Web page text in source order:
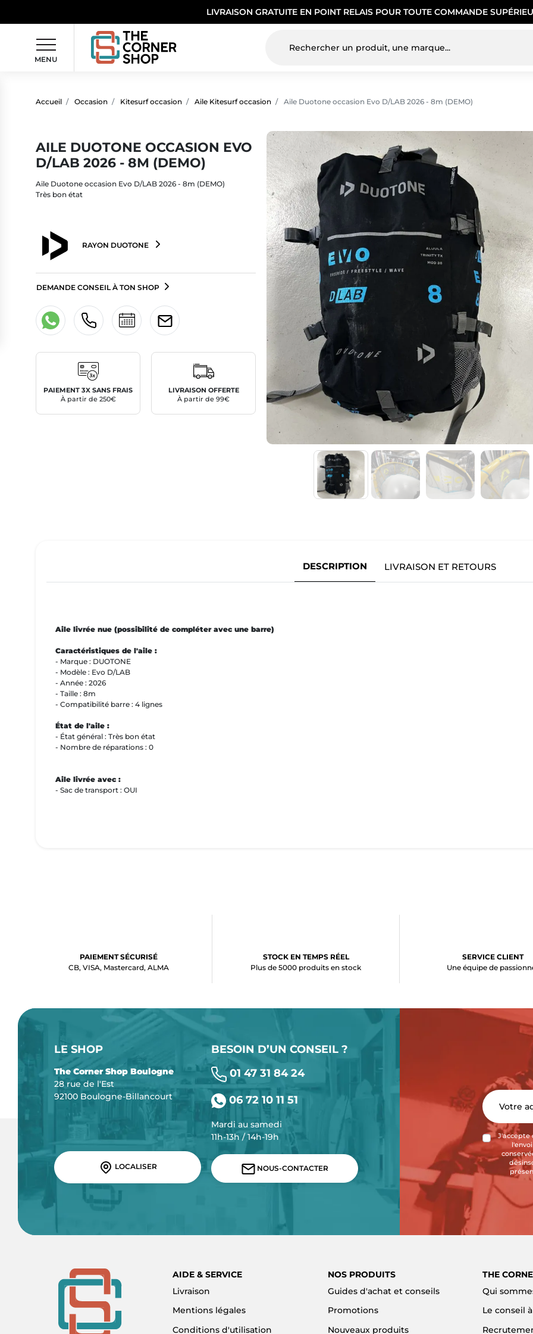
LIVRAISON GRATUITE EN POINT RELAIS POUR TOUTE COMMANDE
MENU
Accueil Occasion Kitesurf occasion Aile Kitesurf occasion Aile Duotone occasion Evo D/LAB 2026 - 8m (DEMO)
AILE DUOTONE OCCASION EVO
D/LAB 2026 - 8M (DEMO)
Aile Duotone occasion Evo D/LAB 2026 - 8m (DEMO)
Très bon état
RAYON DUOTONE
DEMANDE CONSEIL À TON SHOP
PAIEMENT 3X SANS FRAIS
À partir de 250€
LIVRAISON OFFERTE
À partir de 99€
DESCRIPTION LIVRAISON ET RETOURS
Aile livrée nue (possibilité de compléter avec une barre)
Caractéristiques de l'aile :
- Marque : DUOTONE
- Modèle : Evo D/LAB
- Année : 2026
- Taille : 8m
- Compatibilité barre : 4 lignes
État de l'aile :
- État général : Très bon état
- Nombre de réparations : 0
Aile livrée avec :
- Sac de transport : OUI
PAIEMENT SÉCURISÉ
CB, VISA, Mastercard, ALMA
STOCK EN TEMPS RÉEL
Plus de 5000 produits en stock
SERVICE CLIENT
Une équipe de
LE SHOP
The Corner Shop Boulogne
28 rue de l'Est
92100 Boulogne-Billancourt
LOCALISER
BESOIN D’UN CONSEIL ?
01 47 31 84 24
06 72 10 11 51
Mardi au samedi
11h-13h / 14h-19h
NOUS-CONTACTER
J'accepte
AIDE & SERVICE
Livraison
Mentions légales
Conditions d'utilisation
NOS PRODUITS
Guides d'achat et conseils
Promotions
Nouveaux produits
THE
Qui
Le conseil